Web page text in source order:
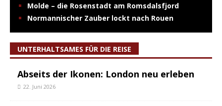
Molde – die Rosenstadt am Romsdalsfjord
Normannischer Zauber lockt nach Rouen
UNTERHALTSAMES FÜR DIE REISE
Abseits der Ikonen: London neu erleben
22. Juni 2026